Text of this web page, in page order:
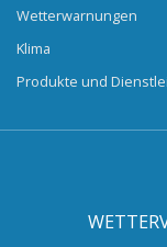
Wetterwarnungen
Klima
Produkte und